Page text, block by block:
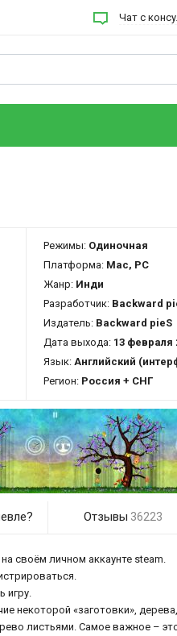
Чат с
Режимы: Одиночная
Платформа: Mac, PC
Жанр: Инди
Разработчик: Backward
Издатель: Backward pieS
Дата выхода: 13 февраля
Язык: Английский
Регион: Россия + СНГ
Отзывы 36223
своём личном аккаунте steam.
игру.
некоторой «заготовки»,
листьями. Самое важное –